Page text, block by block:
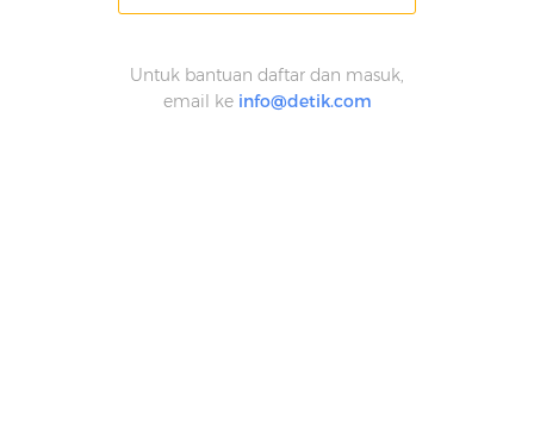
Untuk bantuan daftar dan masuk,
email ke info@detik.com